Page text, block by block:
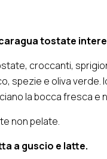
tostate
croccanti,
spezie e oliva verde.
la bocca fresca e
non pelate.
a guscio e latte.